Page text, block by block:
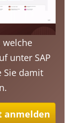
welche
unter SAP
Sie damit
anmelden